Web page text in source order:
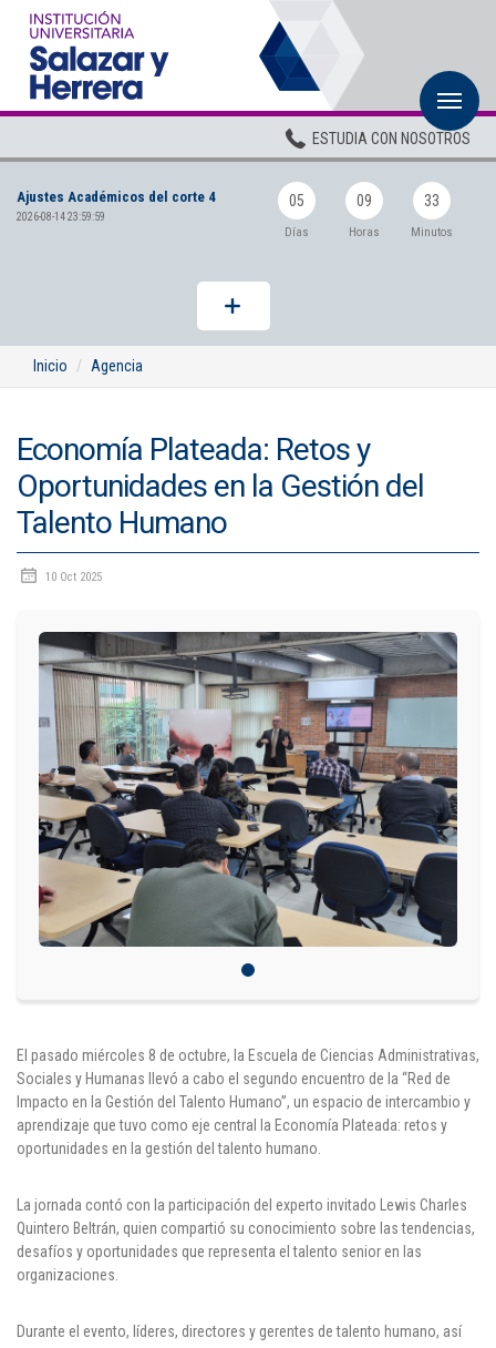
ESTUDIA CON NOSOTROS
Ajustes Académicos del corte 4
2026-08-14 23:59:59
05
Días
09
Horas
33
Minutos
Inicio Agencia
Economía Plateada: Retos y
Oportunidades en la Gestión del
Talento Humano
10 Oct 2025
El pasado miércoles 8 de octubre, la Escuela de Ciencias Administrativas,
Sociales y Humanas llevó a cabo el segundo encuentro de la “Red de
Impacto en la Gestión del Talento Humano”, un espacio de intercambio y
aprendizaje que tuvo como eje central la Economía Plateada: retos y
oportunidades en la gestión del talento humano.
La jornada contó con la participación del experto invitado Lewis Charles
Quintero Beltrán, quien compartió su conocimiento sobre las tendencias,
desafíos y oportunidades que representa el talento senior en las
organizaciones.
Durante el evento, líderes, directores y gerentes de talento humano, así
Pregrados
Planta Docente
ADMISIONES
BIENESTAR
Centros
BIBLIOTECA
IDIOMAS
Pastoral
CARTERA
Inscripciones
Estudiantes
Egresados
Docentes
Campus virtual
Empleo
Contáctanos
Comunícate con nosotros
(+57) (4) 4 600 700